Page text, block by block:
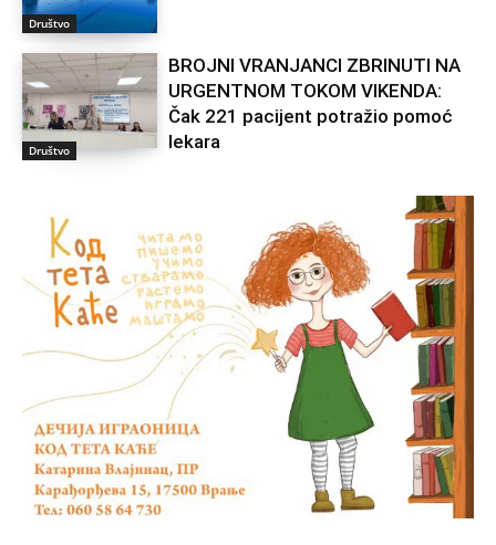
Društvo
Društvo
BROJNI VRANJANCI ZBRINUTI NA
URGENTNOM TOKOM VIKENDA:
Čak 221 pacijent potražio pomoć
lekara